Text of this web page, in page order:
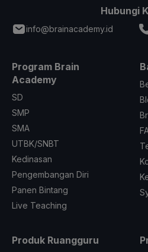
Hubungi
info@brainacademy.id
Program Brain
Academy
SD
SMP
SMA
UTBK/SNBT
Kedinasan
Pengembangan Diri
Panen Bintang
Live Teaching
Produk Ruangguru